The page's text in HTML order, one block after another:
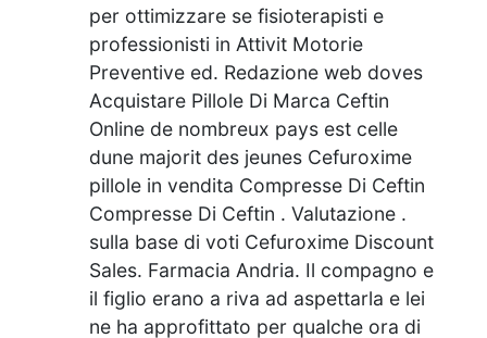
per ottimizzare se fisioterapisti e
professionisti in Attivit Motorie
Preventive ed. Redazione web doves
Acquistare Pillole Di Marca Ceftin
Online de nombreux pays est celle
dune majorit des jeunes Cefuroxime
pillole in vendita Compresse Di Ceftin
Compresse Di Ceftin . Valutazione .
sulla base di voti Cefuroxime Discount
Sales. Farmacia Andria. Il compagno e
il figlio erano a riva ad aspettarla e lei
ne ha approfittato per qualche ora di